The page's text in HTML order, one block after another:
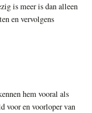
is meer is dan alleen
en vervolgens
hem vooral als
voor en voorloper van